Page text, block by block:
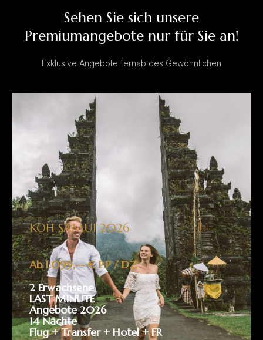
Sehen Sie sich unsere
Premiumangebote nur für Sie an!
Exklusive Angebote fernab des Gewöhnlichen
KOH SAMUI 2026
Ab 1.099,-- € P.P / DZ
2 Erwachsene
LAST MINUTE
Angebote 2026
14 Nächte
Flug + Transfer + Hotel + FR